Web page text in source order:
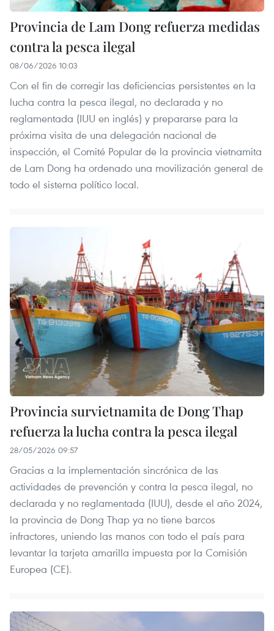
Provincia de Lam Dong refuerza medidas
contra la pesca ilegal
08/06/2026 10:03
Con el fin de corregir las deficiencias persistentes en la
lucha contra la pesca ilegal, no declarada y no
reglamentada (IUU en inglés) y prepararse para la
próxima visita de una delegación nacional de
inspección, el Comité Popular de la provincia vietnamita
de Lam Dong ha ordenado una movilización general de
todo el sistema político local.
Provincia survietnamita de Dong Thap
refuerza la lucha contra la pesca ilegal
28/05/2026 09:57
Gracias a la implementación sincrónica de las
actividades de prevención y contra la pesca ilegal, no
declarada y no reglamentada (IUU), desde el año 2024,
la provincia de Dong Thap ya no tiene barcos
infractores, uniendo las manos con todo el país para
levantar la tarjeta amarilla impuesta por la Comisión
Europea (CE).